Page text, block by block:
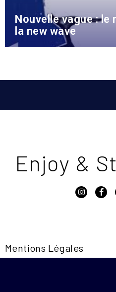
Nouvelle vague : le
la new wave
Enjoy &
Mentions Légales